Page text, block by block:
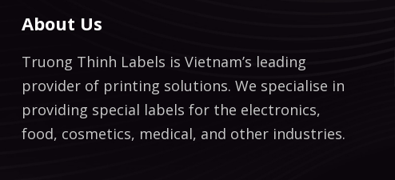
About Us
Truong Thinh Labels is Vietnam’s leading
provider of printing solutions. We specialise in
providing special labels for the electronics,
food, cosmetics, medical, and other industries.